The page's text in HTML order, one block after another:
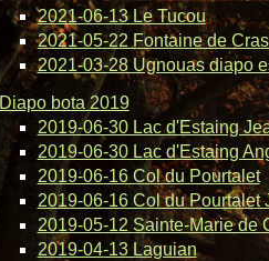
2021-06-13 Le Tucou
2021-05-22 Fontaine de
2021-03-28 Ugnouas diapo
Diapo bota 2019
2019-06-30 Lac d'Estaing
2019-06-30 Lac d'Estaing
2019-06-16 Col du Pourtalet
2019-06-16 Col du Pourtalet
2019-05-12 Sainte-Marie de
2019-04-13 Laguian